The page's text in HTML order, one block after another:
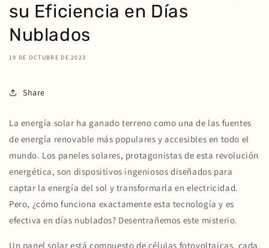
su Eficiencia en Días
Nublados
19 DE OCTUBRE DE 2023
Share
La energía solar ha ganado terreno como una de las fuentes
de energía renovable más populares y accesibles en todo el
mundo. Los paneles solares, protagonistas de esta revolución
energética, son dispositivos ingeniosos diseñados para
captar la energía del sol y transformarla en electricidad.
Pero, ¿cómo funciona exactamente esta tecnología y es
efectiva en días nublados? Desentrañemos este misterio.
Un panel solar está compuesto de células fotovoltaicas, cada